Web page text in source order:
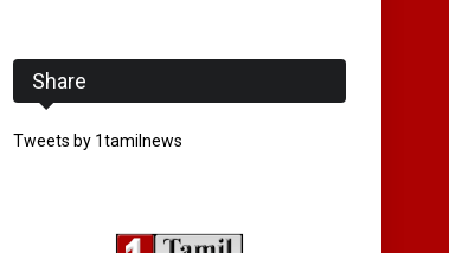
Share
Tweets by 1tamilnews